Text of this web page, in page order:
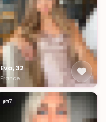
Eva, 32
France
7